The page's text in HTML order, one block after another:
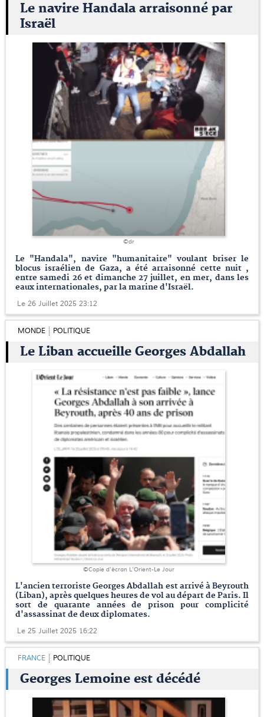
Le navire Handala arraisonné par
Israël
©dr
Le "Handala", navire "humanitaire" voulant briser le
blocus israélien de Gaza, a été arraisonné cette nuit ,
entre samedi 26 et dimanche 27 juillet, en mer, dans les
eaux internationales, par la marine d'Israël.
Le 26 Juillet 2025 23:12
MONDE POLITIQUE
Le Liban accueille Georges Abdallah
©Copie d'écran L'Orient-Le Jour
L'ancien terroriste Georges Abdallah est arrivé à Beyrouth
(Liban), après quelques heures de vol au départ de Paris. Il
sort de quarante années de prison pour complicité
d'assassinat de deux diplomates.
Le 25 Juillet 2025 16:22
FRANCE POLITIQUE
Georges Lemoine est décédé